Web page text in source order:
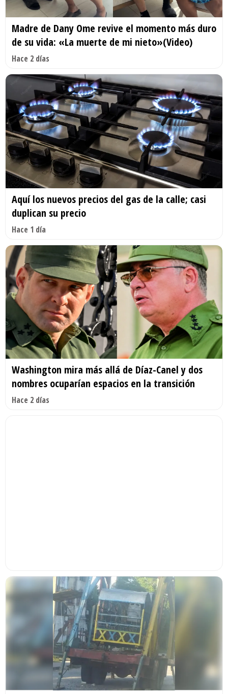
Madre de Dany Ome revive el momento más duro
de su vida: «La muerte de mi nieto»(Video)
Hace 2 días
Aquí los nuevos precios del gas de la calle; casi
duplican su precio
Hace 1 día
Washington mira más allá de Díaz-Canel y dos
nombres ocuparían espacios en la transición
Hace 2 días